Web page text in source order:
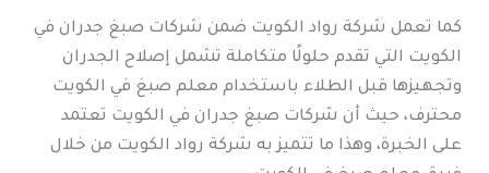
كما تعمل شركة رواد الكويت ضمن شركات صبغ جدران في
الكويت التي تقدم حلولًا متكاملة تشمل إصلاح الجدران
وتجهيزها قبل الطلاء باستخدام معلم صبغ في الكويت
محترف، حيث أن شركات صبغ جدران في الكويت تعتمد
على الخبرة، وهذا ما تتميز به شركة رواد الكويت من خلال